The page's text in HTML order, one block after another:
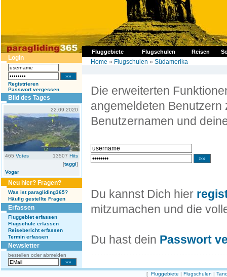
Fluggebiete Flugschulen Reisen
Login
Registrieren
Passwort vergessen
Bild des Tages
22.09.2020
465 Votes 13507 Hits
[taggi]
Vogar
Neu hier? Fragen?
Was ist paragliding365?
Häufig gestellte Fragen
Erfassen
Fluggebiet erfassen
Flugschule erfassen
Reisebericht erfassen
Termin erfassen
Newsletter
bestellen oder abmelden
Home » Flugschulen » Südamerika
Die erweiterten
angemeldeten Benutzern
Benutzernamen und
Du kannst Dich hier
mitzumachen und die
Du hast dein Passwort
[ Fluggebiete | Flugschulen |